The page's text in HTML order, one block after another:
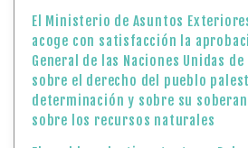
El Ministerio de Asuntos
acoge con satisfacción la
General de las Naciones Unidas
sobre el derecho del pueblo
determinación y sobre su
sobre los recursos naturales